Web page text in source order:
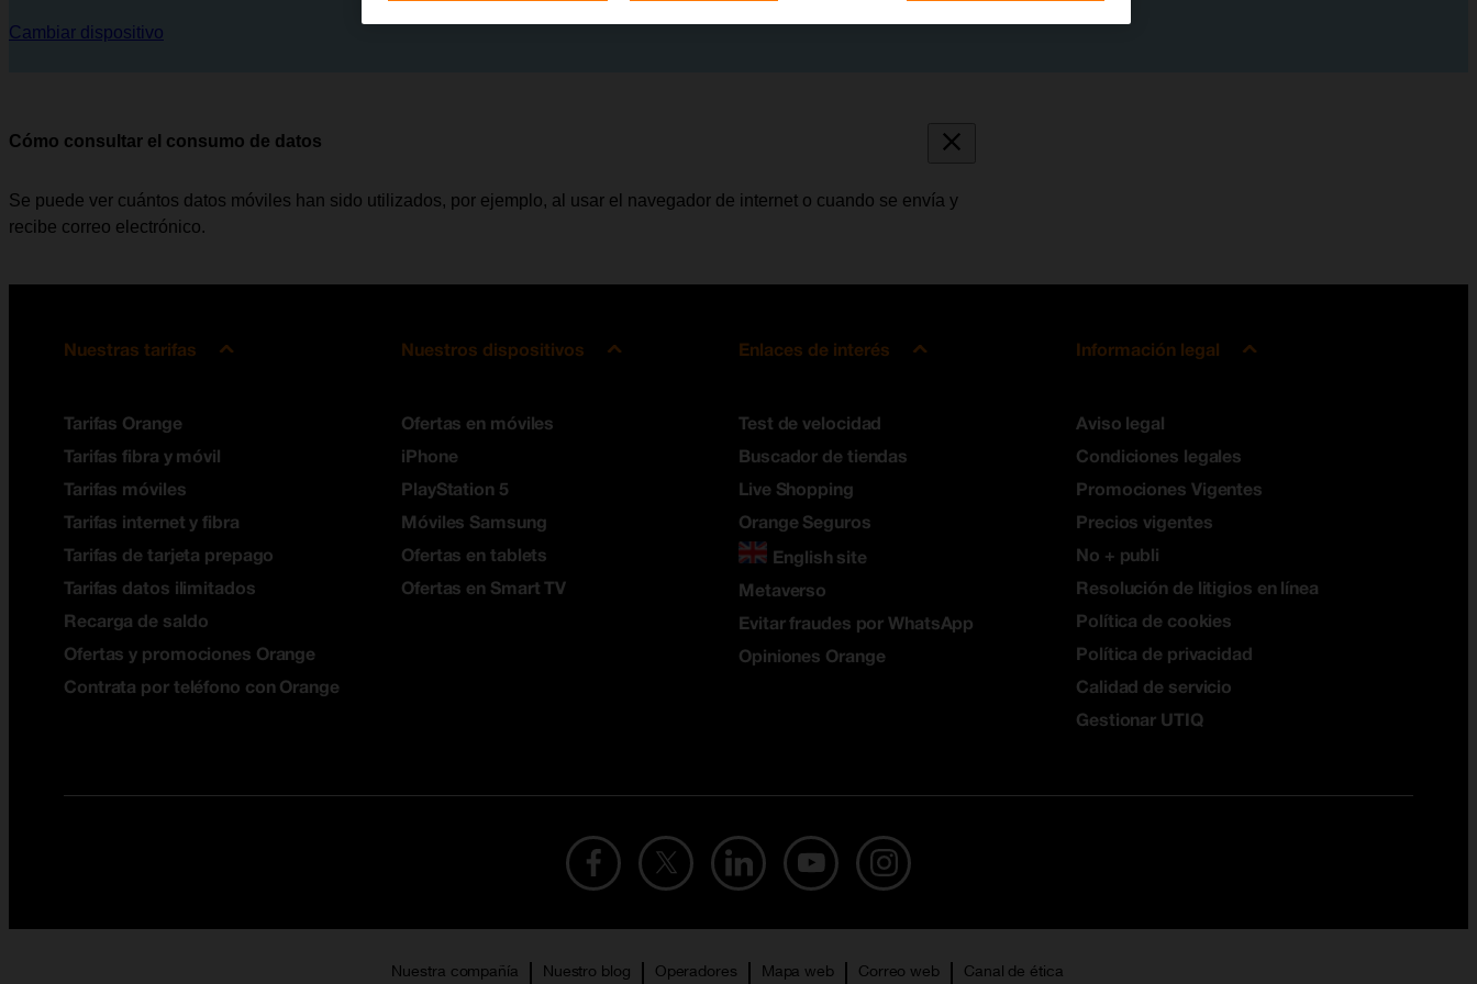
Cambiar dispositivo
Cómo consultar el consumo de datos
Se puede ver cuántos datos móviles han sido utilizados, por ejemplo, al usar el navegador de internet o cuando se envía y
recibe correo electrónico.
Nuestras tarifas
Tarifas Orange
Tarifas fibra y móvil
Tarifas móviles
Tarifas internet y fibra
Tarifas de tarjeta prepago
Tarifas datos ilimitados
Recarga de saldo
Ofertas y promociones Orange
Contrata por teléfono con Orange
Nuestros dispositivos
Ofertas en móviles
iPhone
PlayStation 5
Móviles Samsung
Ofertas en tablets
Ofertas en Smart TV
Enlaces de interés
Test de velocidad
Buscador de tiendas
Live Shopping
Orange Seguros
English site
Metaverso
Evitar fraudes por WhatsApp
Opiniones Orange
Información legal
Aviso legal
Condiciones legales
Promociones Vigentes
Precios vigentes
No + publi
Resolución de litigios en línea
Política de cookies
Política de privacidad
Calidad de servicio
Gestionar UTIQ
Nuestra compañía Nuestro blog Operadores Mapa web Correo web Canal de ética